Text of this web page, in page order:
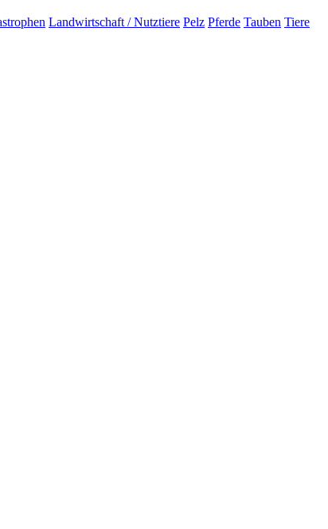
Landwirtschaft / Nutztiere Pelz Pferde Tauben Tiere